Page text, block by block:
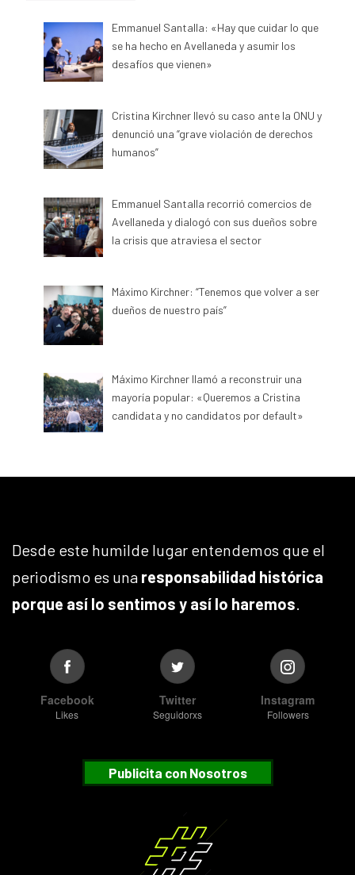
Emmanuel Santalla: «Hay que cuidar lo que
se ha hecho en Avellaneda y asumir los
desafíos que vienen»
Cristina Kirchner llevó su caso ante la ONU y
denunció una “grave violación de derechos
humanos”
Emmanuel Santalla recorrió comercios de
Avellaneda y dialogó con sus dueños sobre
la crisis que atraviesa el sector
Máximo Kirchner: “Tenemos que volver a ser
dueños de nuestro país”
Máximo Kirchner llamó a reconstruir una
mayoría popular: «Queremos a Cristina
candidata y no candidatos por default»
Desde este humilde lugar entendemos que el
periodismo es una responsabilidad histórica
porque así lo sentimos y así lo haremos.
Facebook
Likes
Twitter
Seguidorxs
Instagram
Followers
Publicita con Nosotros